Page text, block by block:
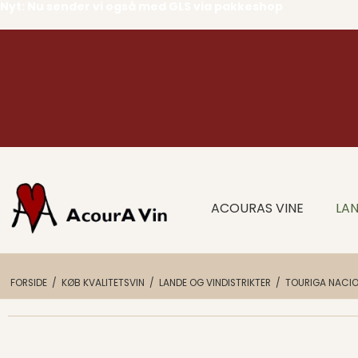
ACOURAS VINE
FORSIDE / KØB KVALITETSVIN / LANDE OG VINDISTRIKTER / TOURIGA